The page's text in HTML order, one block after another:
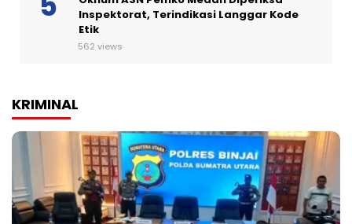
Inspektorat, Terindikasi Langgar Kode
Etik
562 views
KRIMINAL